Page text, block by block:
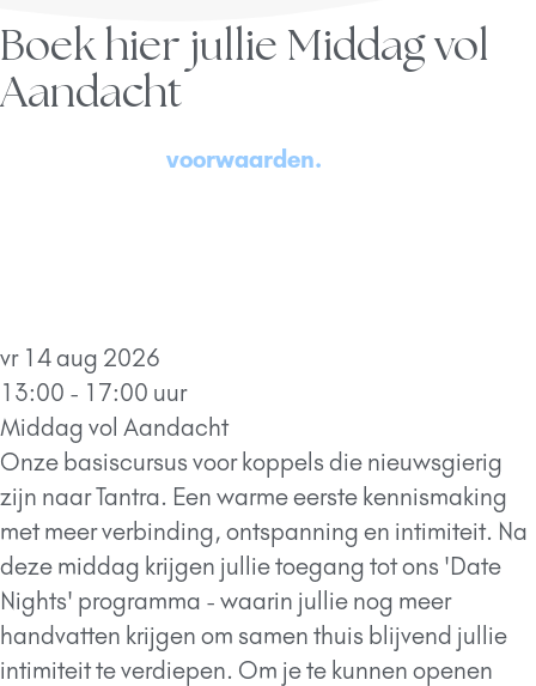
Boek hier jullie Middag vol
Aandacht
voorwaarden.
vr 14 aug 2026
13:00 - 17:00 uur
Middag vol Aandacht
Onze basiscursus voor koppels die nieuwsgierig
zijn naar Tantra. Een warme eerste kennismaking
met meer verbinding, ontspanning en intimiteit. Na
deze middag krijgen jullie toegang tot ons 'Date
Nights' programma - waarin jullie nog meer
handvatten krijgen om samen thuis blijvend jullie
intimiteit te verdiepen. Om je te kunnen openen